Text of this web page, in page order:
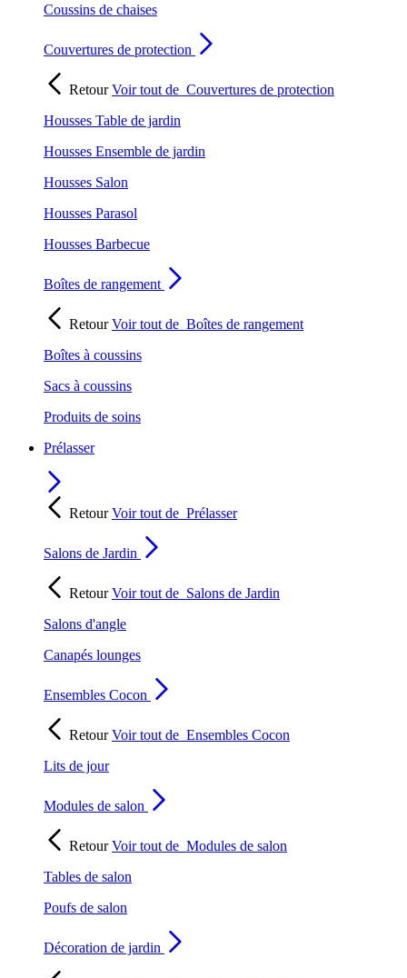
Coussins de chaises
Couvertures de protection
RetourVoir tout de Couvertures de protection
Housses Table de jardin
Housses Ensemble de jardin
Housses Salon
Housses Parasol
Housses Barbecue
Boîtes de rangement
RetourVoir tout de Boîtes de rangement
Boîtes à coussins
Sacs à coussins
Produits de soins
Prélasser
RetourVoir tout de Prélasser
Salons de Jardin
RetourVoir tout de Salons de Jardin
Salons d'angle
Canapés lounges
Ensembles Cocon
RetourVoir tout de Ensembles Cocon
Lits de jour
Modules de salon
RetourVoir tout de Modules de salon
Tables de salon
Poufs de salon
Décoration de jardin